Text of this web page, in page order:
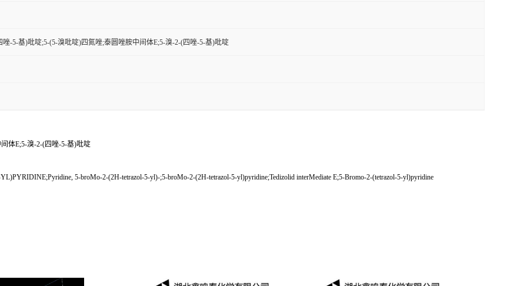
唑-5-基)吡啶;5-(5-溴吡啶)四氮唑;泰圆唑胺中间体E;5-溴-2-(四唑-5-基)吡啶
体E;5-溴-2-(四唑-5-基)吡啶
5-broMo-2-(2H-tetrazol-5-yl)-;5-broMo-2-(2H-tetrazol-5-yl)pyridine;Tedizolid interMediate E;5-Bromo-2-(tetrazol-5-yl)pyridine